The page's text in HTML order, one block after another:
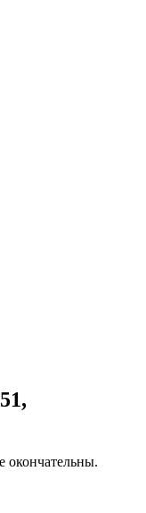
окончательны.